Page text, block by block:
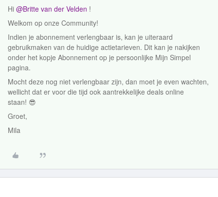
Hi @Britte van der Velden !
Welkom op onze Community!
Indien je abonnement verlengbaar is, kan je uiteraard
gebruikmaken van de huidige actietarieven. Dit kan je nakijken
onder het kopje Abonnement op je persoonlijke Mijn Simpel
pagina.
Mocht deze nog niet verlengbaar zijn, dan moet je even wachten,
wellicht dat er voor die tijd ook aantrekkelijke deals online
staan! 😎
Groet,
Mila